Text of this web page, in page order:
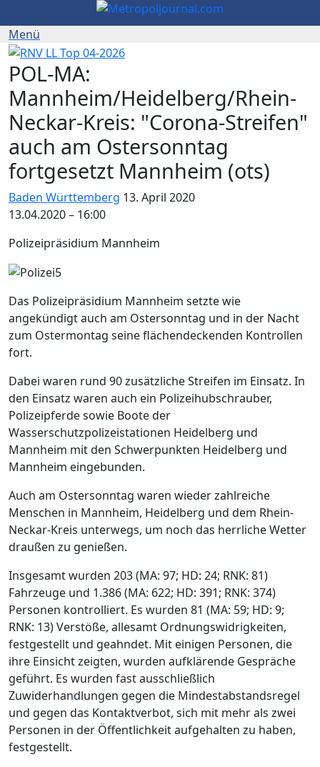
POL-MA:
Mannheim/Heidelberg/Rhein-
Neckar-Kreis: "Corona-Streifen"
auch am Ostersonntag
fortgesetzt Mannheim (ots)
Baden Württemberg 13. April 2020
13.04.2020 – 16:00
Polizeipräsidium Mannheim
Das Polizeipräsidium Mannheim setzte wie
angekündigt auch am Ostersonntag und in der Nacht
zum Ostermontag seine flächendeckenden Kontrollen
fort.
Dabei waren rund 90 zusätzliche Streifen im Einsatz. In
den Einsatz waren auch ein Polizeihubschrauber,
Polizeipferde sowie Boote der
Wasserschutzpolizeistationen Heidelberg und
Mannheim mit den Schwerpunkten Heidelberg und
Mannheim eingebunden.
Auch am Ostersonntag waren wieder zahlreiche
Menschen in Mannheim, Heidelberg und dem Rhein-
Neckar-Kreis unterwegs, um noch das herrliche Wetter
draußen zu genießen.
Insgesamt wurden 203 (MA: 97; HD: 24; RNK: 81)
Fahrzeuge und 1.386 (MA: 622; HD: 391; RNK: 374)
Personen kontrolliert. Es wurden 81 (MA: 59; HD: 9;
RNK: 13) Verstöße, allesamt Ordnungswidrigkeiten,
festgestellt und geahndet. Mit einigen Personen, die
ihre Einsicht zeigten, wurden aufklärende Gespräche
geführt. Es wurden fast ausschließlich
Zuwiderhandlungen gegen die Mindestabstandsregel
und gegen das Kontaktverbot, sich mit mehr als zwei
Personen in der Öffentlichkeit aufgehalten zu haben,
festgestellt.